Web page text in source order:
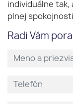
individuálne tak,
plnej
Radi Vám